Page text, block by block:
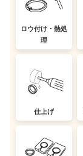
ロウ付け・熱処
理
仕上げ